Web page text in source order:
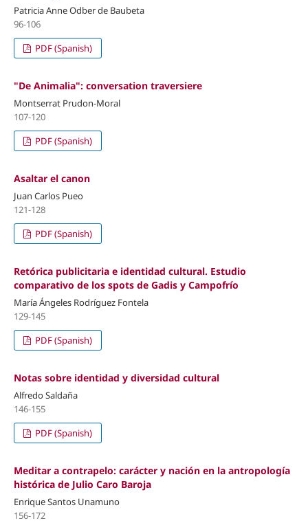
Patricia Anne Odber de Baubeta
96-106
PDF (Spanish)
"De Animalia": conversation traversiere
Montserrat Prudon-Moral
107-120
PDF (Spanish)
Asaltar el canon
Juan Carlos Pueo
121-128
PDF (Spanish)
Retórica publicitaria e identidad cultural. Estudio
comparativo de los spots de Gadis y Campofrío
María Ángeles Rodríguez Fontela
129-145
PDF (Spanish)
Notas sobre identidad y diversidad cultural
Alfredo Saldaña
146-155
PDF (Spanish)
Meditar a contrapelo: carácter y nación en la antropología
histórica de Julio Caro Baroja
Enrique Santos Unamuno
156-172